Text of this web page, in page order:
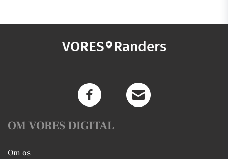
VORES Randers
OM VORES DIGITAL
Om os